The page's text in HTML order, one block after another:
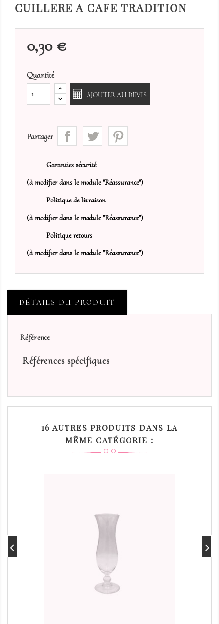
CUILLERE A CAFE TRADITION
0,30 €
Quantité
AJOUTER AU DEVIS
Partager
Garanties sécurité
(à modifier dans le module "Réassurance")
Politique de livraison
(à modifier dans le module "Réassurance")
Politique retours
(à modifier dans le module "Réassurance")
DÉTAILS DU PRODUIT
Référence
Références spécifiques
16 AUTRES PRODUITS DANS LA
MÊME CATÉGORIE :